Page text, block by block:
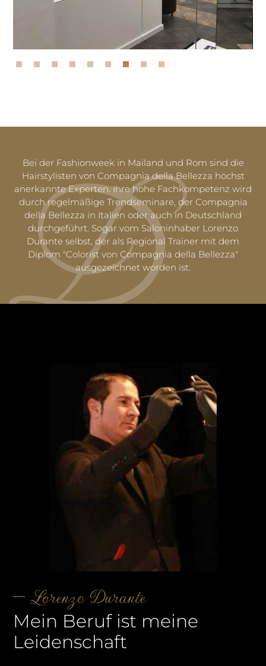
Bei der Fashionweek in Mailand und Rom sind die
Hairstylisten von Compagnia della Bellezza höchst
anerkannte Experten. Ihre hohe Fachkompetenz wird
durch regelmäßige Trendseminare, der Compagnia
della Bellezza in Italien oder auch in Deutschland
durchgeführt. Sogar vom Saloninhaber Lorenzo
Durante selbst, der als Regional Trainer mit dem
Diplom "Colorist von Compagnia della Bellezza"
ausgezeichnet worden ist.
Lorenzo Durante
Mein Beruf ist meine
Leidenschaft